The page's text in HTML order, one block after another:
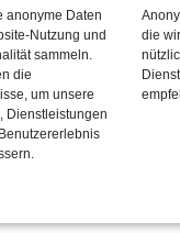
anonyme Daten
Nutzung und
sammeln.
die
um unsere
Dienstleistungen
die